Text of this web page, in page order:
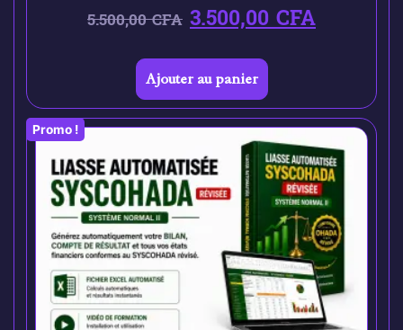
5.500,00CFA 3.500,00CFA
Ajouter au panier
Promo !